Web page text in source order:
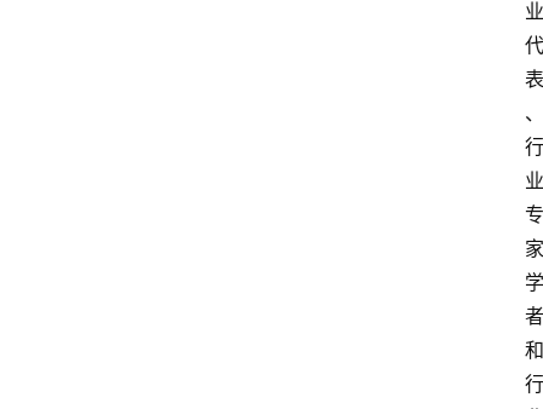
业
代
表
、
行
业
专
家
学
者
和
行